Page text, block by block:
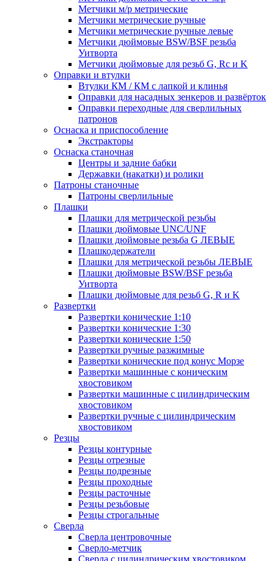
Метчики м/р метрические
Метчики метрические ручные
Метчики метрические ручные левые
Метчики дюймовые BSW/BSF резьба
Уитворта
Метчики дюймовые для резьб G, Rc и K
Оправки и втулки
Втулки КМ / КМ с лапкой и клинья
Оправки для насадных зенкеров и развёрток
Оправки переходные для сверлильных
патронов
Оснаска и приспособление
Экстракторы
Оснаска станочная
Центры и задние бабки
Державки (накатки) и ролики
Патроны станочные
Патроны сверлильные
Плашки
Плашки для метрической резьбы
Плашки дюймовые UNC/UNF
Плашки дюймовые резьба G ЛЕВЫЕ
Плашкодержатели
Плашки для метрической резьбы ЛЕВЫЕ
Плашки дюймовые BSW/BSF резьба
Уитворта
Плашки дюймовые для резьб G, R и K
Развертки
Развертки конические 1:10
Развертки конические 1:30
Развертки конические 1:50
Развертки ручные разжимные
Развертки конические под конус Морзе
Развертки машинные с коническим
хвостовиком
Развертки машинные с цилиндрическим
хвостовиком
Развертки ручные с цилиндрическим
хвостовиком
Резцы
Резцы контурные
Резцы отрезные
Резцы подрезные
Резцы проходные
Резцы расточные
Резцы резьбовые
Резцы строгальные
Сверла
Сверла центровочные
Сверло-метчик
Сверла с цилиндрическим хвостовиком